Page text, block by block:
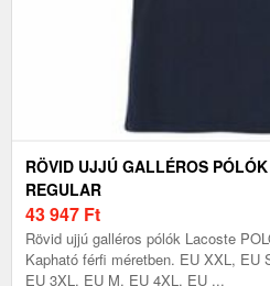
RÖVID UJJÚ GALLÉROS
REGULAR
43 947 Ft
Rövid ujjú galléros pólók Lacoste
Kapható férfi méretben. EU XXL,
EU 3XL, EU M, EU 4XL, EU ...